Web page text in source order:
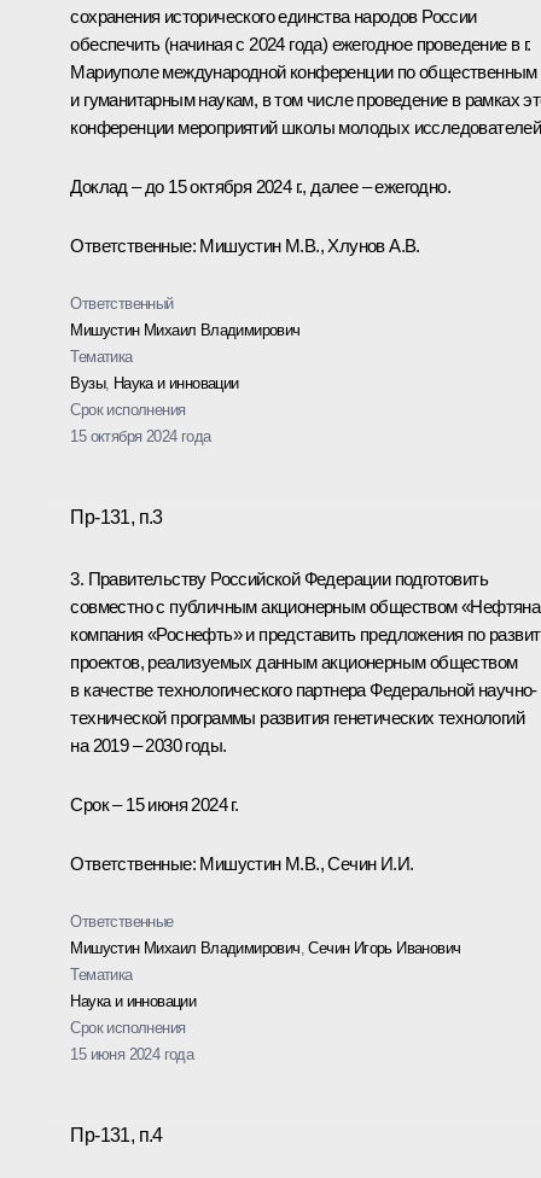
сохранения исторического единства народов России
обеспечить (начиная с 2024 года) ежегодное проведение в г.
Мариуполе международной конференции по общественным
и гуманитарным наукам, в том числе проведение в рамках
конференции мероприятий школы молодых
Доклад – до 15 октября 2024 г., далее – ежегодно.
Ответственные: Мишустин М.В., Хлунов А.В.
Ответственный
Мишустин Михаил Владимирович
Тематика
Вузы, Наука и инновации
Срок исполнения
15 октября 2024 года
Пр-131, п.3
3. Правительству Российской Федерации подготовить
совместно с публичным акционерным обществом
компания «Роснефть» и представить предложения по
проектов, реализуемых данным акционерным обществом
в качестве технологического партнера Федеральной научно-
технической программы развития генетических технологий
на 2019 – 2030 годы.
Срок – 15 июня 2024 г.
Ответственные: Мишустин М.В., Сечин И.И.
Ответственные
Мишустин Михаил Владимирович ,Сечин Игорь Иванович
Тематика
Наука и инновации
Срок исполнения
15 июня 2024 года
Пр-131, п.4